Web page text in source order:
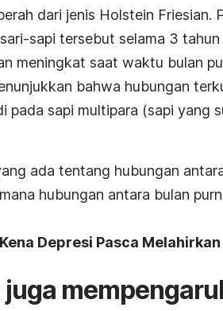
dari jenis Holstein Friesian.
sapi tersebut selama 3
meningkat saat waktu bulan
bahwa hubungan
pada sapi multipara (sapi yang
ada tentang hubungan
hubungan antara bulan
Depresi Pasca Melahirkan